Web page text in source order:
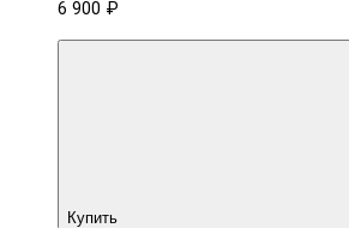
6 900 ₽
Купить